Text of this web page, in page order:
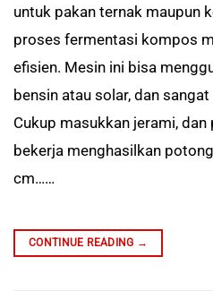
untuk pakan ternak maupun
proses fermentasi kompos
efisien. Mesin ini bisa
bensin atau solar, dan
Cukup masukkan jerami,
bekerja menghasilkan
cm……
CONTINUE READING →